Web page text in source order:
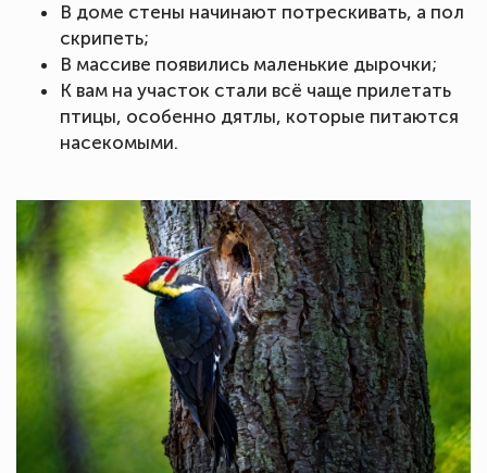
В доме стены начинают потрескивать, а пол
скрипеть;
В массиве появились маленькие дырочки;
К вам на участок стали всё чаще прилетать
птицы, особенно дятлы, которые питаются
насекомыми.